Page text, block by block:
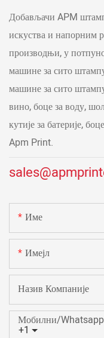
Добављачи APM
искуства и напорним
производњи, у
машине за сито
машине за сито
вино, боце за воду,
кутије за батерије,
Apm Print.
Име
Имејл
Назив Компаније
+1
Мобилни/Whatsapp